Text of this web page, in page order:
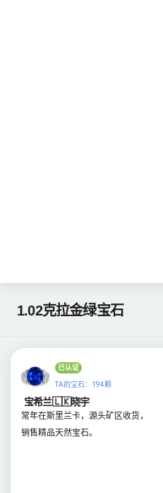
1.02克拉金绿宝石
已认证
TA的宝石：194颗
宝希兰🇱🇰晓宇
常年在斯里兰卡，源头矿区收货，
销售精品天然宝石。